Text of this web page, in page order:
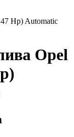
Hp) Automatic
Opel